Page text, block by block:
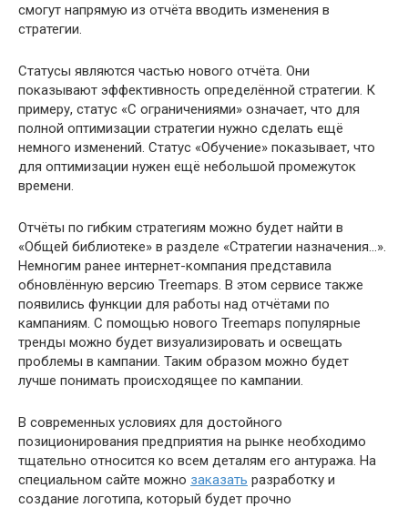
смогут напрямую из отчёта вводить изменения в
стратегии.
Статусы являются частью нового отчёта. Они
показывают эффективность определённой стратегии. К
примеру, статус «С ограничениями» означает, что для
полной оптимизации стратегии нужно сделать ещё
немного изменений. Статус «Обучение» показывает, что
для оптимизации нужен ещё небольшой промежуток
времени.
Отчёты по гибким стратегиям можно будет найти в
«Общей библиотеке» в разделе «Стратегии назначения…».
Немногим ранее интернет-компания представила
обновлённую версию Treemaps. В этом сервисе также
появились функции для работы над отчётами по
кампаниям. С помощью нового Treemaps популярные
тренды можно будет визуализировать и освещать
проблемы в кампании. Таким образом можно будет
лучше понимать происходящее по кампании.
В современных условиях для достойного
позиционирования предприятия на рынке необходимо
тщательно относится ко всем деталям его антуража. На
специальном сайте можно заказать разработку и
создание логотипа, который будет прочно